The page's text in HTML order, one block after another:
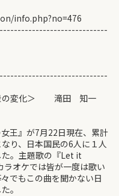
info.php?no=476
ン◆
景の変化＞ 滝田 知一
王』が7月22日現在、累計
り、日本国民の6人に１人
。主題歌の『Let it
オケでは皆が一度は歌い
でもこの曲を聞かない日
しました。